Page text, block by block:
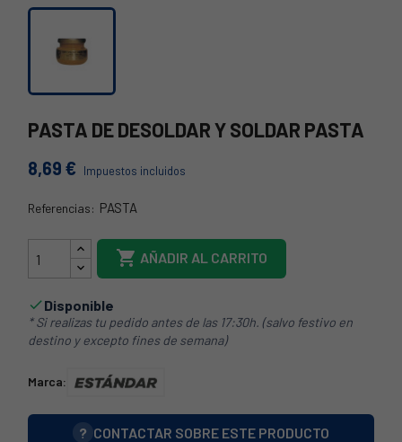
PASTA DE DESOLDAR Y SOLDAR PASTA
8,69 € Impuestos incluidos
Referencias: PASTA
TS-PASTA
 AÑADIR AL CARRITO
Disponible
* Si realizas tu pedido antes de las 17:30h. (salvo festivo en
destino y excepto fines de semana)
Marca:
? CONTACTAR SOBRE ESTE PRODUCTO